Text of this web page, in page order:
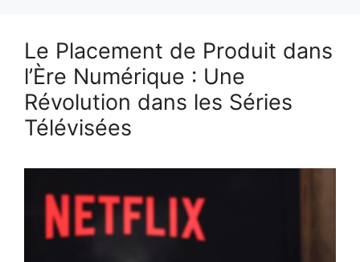
Le Placement de Produit dans
l’Ère Numérique : Une
Révolution dans les Séries
Télévisées